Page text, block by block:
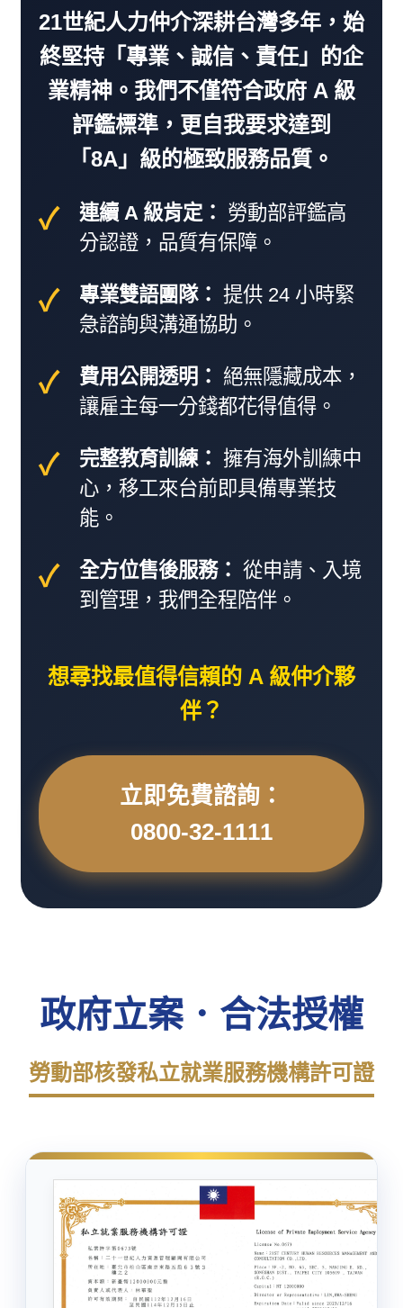
21世紀人力仲介深耕台灣多年，始
終堅持「專業、誠信、責任」的企
業精神。我們不僅符合政府 A 級
評鑑標準，更自我要求達到
「8A」級的極致服務品質。
連續 A 級肯定： 勞動部評鑑高
分認證，品質有保障。
專業雙語團隊： 提供 24 小時緊
急諮詢與溝通協助。
費用公開透明： 絕無隱藏成本，
讓雇主每一分錢都花得值得。
完整教育訓練： 擁有海外訓練中
心，移工來台前即具備專業技
能。
全方位售後服務： 從申請、入境
到管理，我們全程陪伴。
想尋找最值得信賴的 A 級仲介夥
伴？
立即免費諮詢：
0800-32-1111
政府立案．合法授權
勞動部核發私立就業服務機構許可證